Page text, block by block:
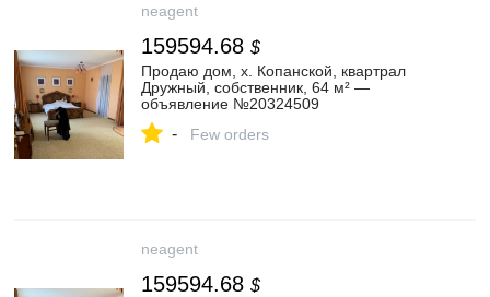
neagent
159594.68 $
Продаю дом, х. Копанской, квартрал
Дружный, собственник, 64 м² —
объявление №20324509
- Few orders
neagent
159594.68 $